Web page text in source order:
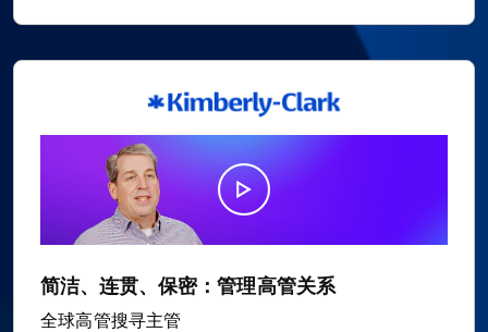
简洁、连贯、保密：管理高管关系
全球高管搜寻主管